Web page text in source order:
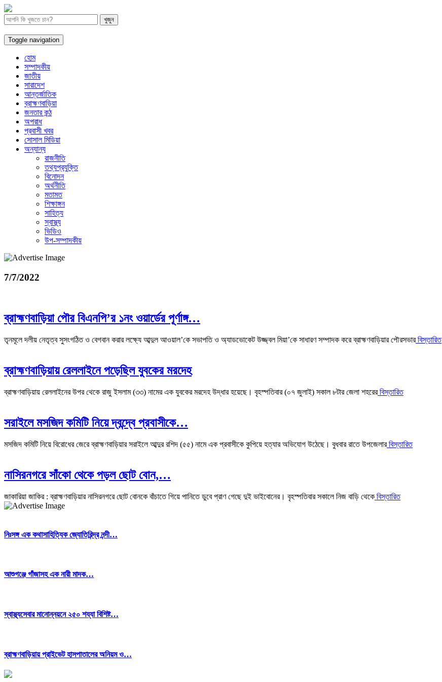
Toggle navigation
হোম
সম্পাদকীয়
জাতীয়
সারাদেশ
আন্তর্জাতিক
ব্রাহ্মণবাড়িয়া
জনতার কন্ঠ
অপরাধ
প্রবাসী খবর
সোসাল মিডিয়া
অন্যান্য
রাজনীতি
তথ্যপ্রযুক্তি
বিনোদন
অর্থনীতি
মতামত
শিক্ষাঙ্গন
সাহিত্য
স্বাস্থ্য
ভিডিও
উপ-সম্পাদকীয়
7/7/2022
ব্রাহ্মণবাড়িয়া পৌর বিএনপি’র ১নং ওয়ার্ডের পূর্ণাঙ্গ…
তৃনমূলে দলীয় নেতৃত্ব সুসংগঠিত ও বেগবান করার লক্ষ্যে আব্দুল আওয়াল’কে সভাপতি ও অ্যাডভোকেট উজ্জ্বল মিয়া’কে সাধারণ সম্পাদক করে ব্রাহ্মণবাড়িয়ার পৌরসভারবিস্তারিত
ব্রাহ্মণবাড়িয়ায় রেললাইনে পড়েছিল যুবকের মরদেহ
ব্রাহ্মণবাড়িয়ায় রেললাইনের উপর থেকে রাজু ইসলাম (৩৩) নামের এক যুবকের মরদেহ উদ্ধার হয়েছে। বৃহস্পতিবার (০৭ জুলাই) সকাল ৮টার জেলা শহরেরবিস্তারিত
সরাইলে মসজিদ কমিটি নিয়ে দ্বন্দ্বে প্রবাসীকে…
মসজিদ কমিটি নিয়ে বিরোধের জেরে ব্রাহ্মণবাড়িয়ার সরাইলে আব্দুর রশিদ (৫৫) নামে এক প্রবাসীকে কুপিয়ে হত্যার অভিযোগ উঠেছে। বুধবার রাতে উপজেলারবিস্তারিত
নাসিরনগরে সাঁকো থেকে পড়ল ছোট বোন,…
জাকারিয়া জাকির : ব্রাহ্মণবাড়িয়ার নাসিরনগরে ছোট বোনকে বাঁচাতে গিয়ে পানিতে ডুবে প্রাণ গেছে দুই ভাইবোনের। বৃহস্পতিবার সকালে নিজ বাড়ি থেকে বিস্তারিত
নিঃসঙ্গ এক কথাসাহিত্যিক জ্যোতিরিন্দ্র নন্দী…
আশুগঞ্জে গাঁজাসহ এক নারী মাদক…
স্বাস্থ্যসেবার মানোন্নয়নে ২৫০ শয্যা বিশিষ্ট…
ব্রাহ্মণবাড়িয়ায় প্রাইভেট হাসপাতালের অনিয়ম ও…